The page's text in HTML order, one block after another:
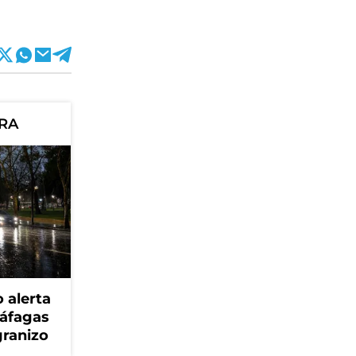
alerta